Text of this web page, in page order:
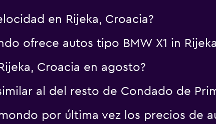
en Rijeka, Croacia?
ofrece autos tipo BMW X1 in
Croacia en agosto?
al del resto de Condado de
por última vez los precios de